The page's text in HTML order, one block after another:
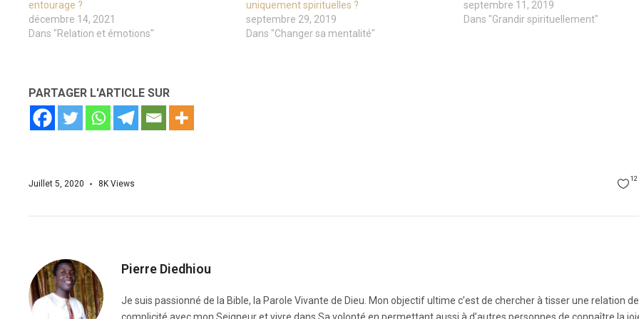
entourage ?
décembre 14, 2021
Dans "Relation et émotions"
uniquement spirituelles ?
septembre 29, 2019
Dans "Changer sa mentalité"
septembre 11, 2019
Dans "Grandir spirituellement"
PARTAGER L'ARTICLE SUR
Juillet 5, 2020 8K Views 12
Pierre Diedhiou
Je suis passionné de la Bible, la Parole Vivante de Dieu. Mon objectif ultime c’est de chercher à tisser une relation de
complicité avec mon Seigneur et vivre dans Sa volonté en permettant aussi à d’autres personnes de connaître la